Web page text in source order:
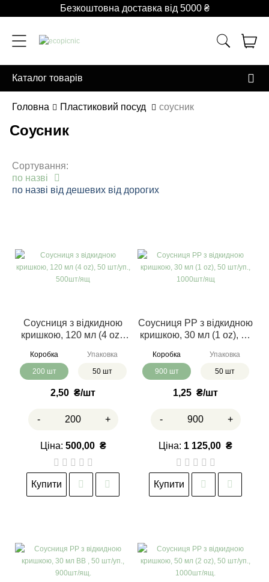
Безкоштовна доставка від 5000 ₴
Каталог товарів
Головна Пластиковий посуд соусник
Соусник
Сортування:
по назві
по назві від дешевих від дорогих
Соусниця з відкидною
кришкою, 120 мл (4 oz),
Коробка
200 шт
Упаковка
50 шт
2,50 ₴
- +
Ціна: 500,00 ₴
Купити
Соусниця РР з відкидною
кришкою, 30 мл (1 oz), 50
Коробка
900 шт
Упаковка
50 шт
1,25 ₴
- +
Ціна: 1 125,00 ₴
Купити